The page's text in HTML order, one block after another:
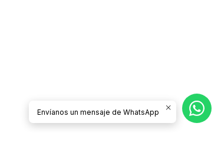
Envíanos un mensaje de WhatsApp